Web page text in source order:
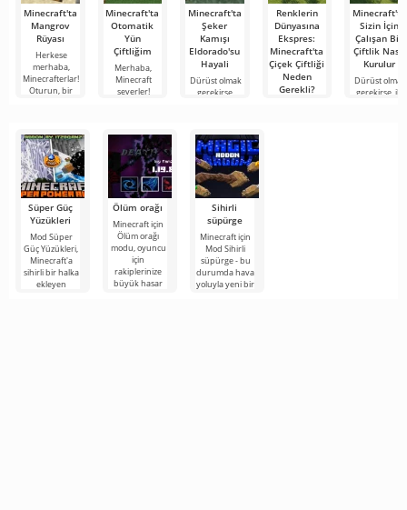
Minecraft'ta
Mangrov
Rüyası
Herkese
merhaba,
Minecrafterlar!
Oturun, bir
Minecraft'ta
Otomatik
Yün
Çiftliğim
Merhaba,
Minecraft
severler!
Minecraft'ta
Şeker
Kamışı
Eldorado'su
Hayali
Dürüst olmak
gerekirse,
Renklerin
Dünyasına
Ekspres:
Minecraft'ta
Çiçek Çiftliği
Neden
Gerekli?
Minecraft'ta
Sizin İçin
Çalışan Bir
Çiftlik Nasıl
Kurulur
Dürüst olmak
gerekirse, ilk
Süper Güç
Yüzükleri
Mod Süper
Güç Yüzükleri,
Minecraft'a
sihirli bir halka
ekleyen
Ölüm orağı
Minecraft için
Ölüm orağı
modu, oyuncu
için
rakiplerinize
büyük hasar
Sihirli
süpürge
Minecraft için
Mod Sihirli
süpürge - bu
durumda hava
yoluyla yeni bir